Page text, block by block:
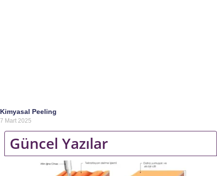
Kimyasal Peeling
7 Mart 2025
Güncel Yazılar